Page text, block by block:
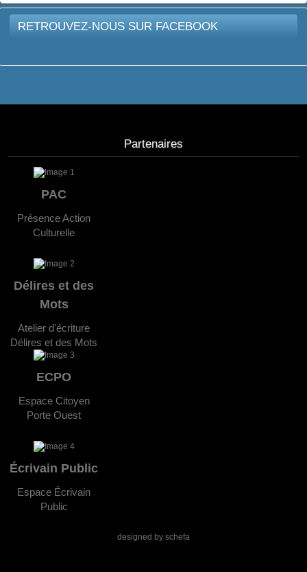
RETROUVEZ-NOUS SUR FACEBOOK
Partenaires
PAC
Présence Action
Culturelle
Délires et des
Mots
Atelier d'écriture
Délires et des Mots
ECPO
Espace Citoyen
Porte Ouest
Écrivain Public
Espace Écrivain
Public
designed by schefa